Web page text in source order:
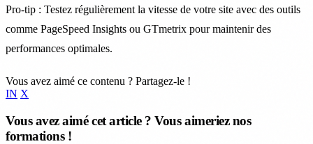
Pro-tip : Testez régulièrement la vitesse de votre site avec des outils
comme PageSpeed Insights ou GTmetrix pour maintenir des
performances optimales.
Vous avez aimé ce contenu ? Partagez-le !
IN X
Vous avez aimé cet article ? Vous aimeriez nos
formations !